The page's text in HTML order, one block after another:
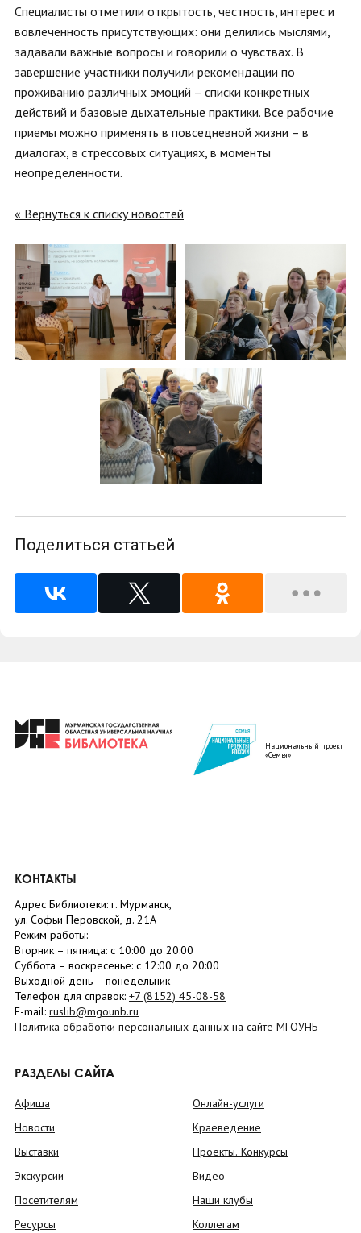
Специалисты отметили открытость, честность, интерес и
вовлеченность присутствующих: они делились мыслями,
задавали важные вопросы и говорили о чувствах. В
завершение участники получили рекомендации по
проживанию различных эмоций – списки конкретных
действий и базовые дыхательные практики. Все рабочие
приемы можно применять в повседневной жизни – в
диалогах, в стрессовых ситуациях, в моменты
неопределенности.
« Вернуться к списку новостей
Поделиться статьей
Национальный проект
«Семья»
КОНТАКТЫ
Адрес Библиотеки: г. Мурманск,
ул. Софьи Перовской, д. 21А
Режим работы:
Вторник – пятница: с 10:00 до 20:00
Суббота – воскресенье: c 12:00 до 20:00
Выходной день – понедельник
Телефон для справок: +7 (8152) 45-08-58
E-mail: ruslib@mgounb.ru
Политика обработки персональных данных на сайте МГОУНБ
РАЗДЕЛЫ САЙТА
Афиша
Новости
Выставки
Экскурсии
Посетителям
Ресурсы
Онлайн-услуги
Краеведение
Проекты. Конкурсы
Видео
Наши клубы
Коллегам